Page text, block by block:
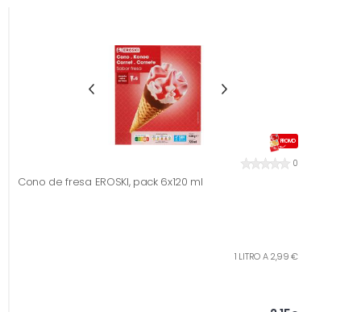
PROMO
0
Cono de fresa EROSKI, pack 6x120 ml
1 LITRO A 2,99 €